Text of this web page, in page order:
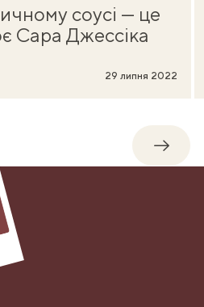
соусі — це
Сара Джессіка
29 липня 2022